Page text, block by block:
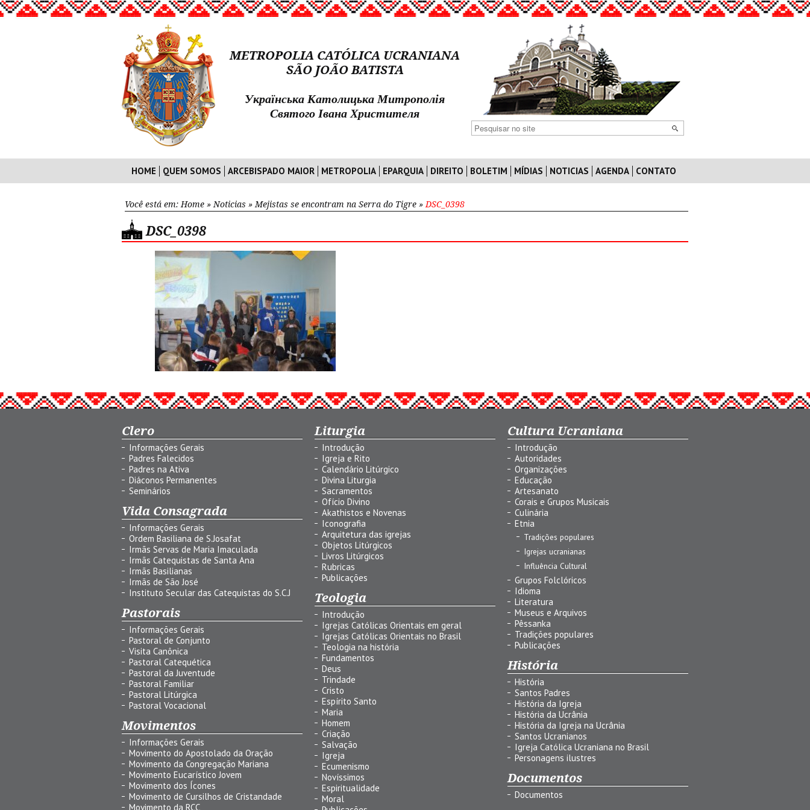
METROPOLIA CATÓLICA UCRANIANA
SÃO JOÃO BATISTA
Українська Католицька Митрополія
Святого Івана Христителя
HOME QUEM SOMOS ARCEBISPADO MAIOR METROPOLIA EPARQUIA DIREITO BOLETIM MÍDIAS NOTICIAS AGENDA CONTATO
Você está em: Home » Noticias » Mejistas se encontram na Serra do Tigre » DSC_0398
DSC_0398
Clero
Informações Gerais
Padres Falecidos
Padres na Ativa
Diáconos Permanentes
Seminários
Vida Consagrada
Informações Gerais
Ordem Basiliana de S.Josafat
Irmãs Servas de Maria Imaculada
Irmãs Catequistas de Santa Ana
Irmãs Basilianas
Irmãs de São José
Instituto Secular das Catequistas do S.C.J
Pastorais
Informações Gerais
Pastoral de Conjunto
Visita Canônica
Pastoral Catequética
Pastoral da Juventude
Pastoral Familiar
Pastoral Litúrgica
Pastoral Vocacional
Movimentos
Informações Gerais
Movimento do Apostolado da Oração
Movimento da Congregação Mariana
Movimento Eucarístico Jovem
Movimento dos Ícones
Movimento de Cursilhos de Cristandade
Movimento da RCC
Liturgia
Introdução
Igreja e Rito
Calendário Litúrgico
Divina Liturgia
Sacramentos
Ofício Divino
Akathistos e Novenas
Iconografia
Arquitetura das igrejas
Objetos Litúrgicos
Livros Litúrgicos
Rubricas
Publicações
Teologia
Introdução
Igrejas Católicas Orientais em geral
Igrejas Católicas Orientais no Brasil
Teologia na história
Fundamentos
Deus
Trindade
Cristo
Espírito Santo
Maria
Homem
Criação
Salvação
Igreja
Ecumenismo
Novíssimos
Espiritualidade
Moral
Cultura Ucraniana
Introdução
Autoridades
Organizações
Educação
Artesanato
Corais e Grupos Musicais
Culinária
Etnia
Tradições populares
Igrejas ucranianas
Influência Cultural
Grupos Folclóricos
Idioma
Literatura
Museus e Arquivos
Pêssanka
Tradições populares
Publicações
História
História
Santos Padres
História da Igreja
História da Ucrânia
História da Igreja na Ucrânia
Santos Ucranianos
Igreja Católica Ucraniana no Brasil
Personagens ilustres
Documentos
Documentos